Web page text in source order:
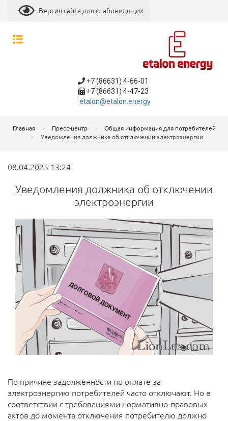
Версия сайта для слабовидящих
+7 (86631) 4-66-01
+7 (86631) 4-47-23
etalon@etalon.energy
Главная Пресс-центр
Общая информация для потребителей
Уведомления должника об отключении электроэнергии
08.04.2025 13:24
Уведомления должника об отключении
электроэнергии
По причине задолженности по оплате за
электроэнергию потребителей часто отключают. Но в
соответствии с требованиями нормативно-правовых
актов до момента отключения потребителю должно